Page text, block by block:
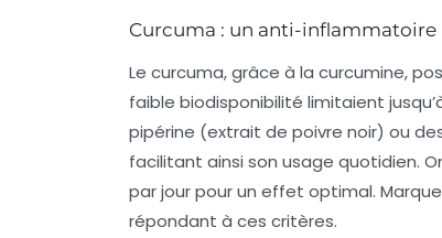
Curcuma : un anti-
Le curcuma, grâce à la curcumine,
faible biodisponibilité limitaient
pipérine (extrait de poivre noir) ou
facilitant ainsi son usage quotidien.
par jour pour un effet optimal.
répondant à ces critères.